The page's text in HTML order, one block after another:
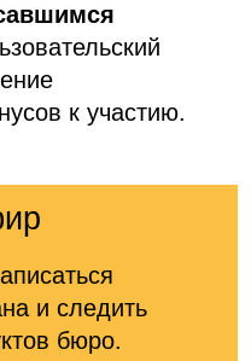
к участию.
и следить
бюро.